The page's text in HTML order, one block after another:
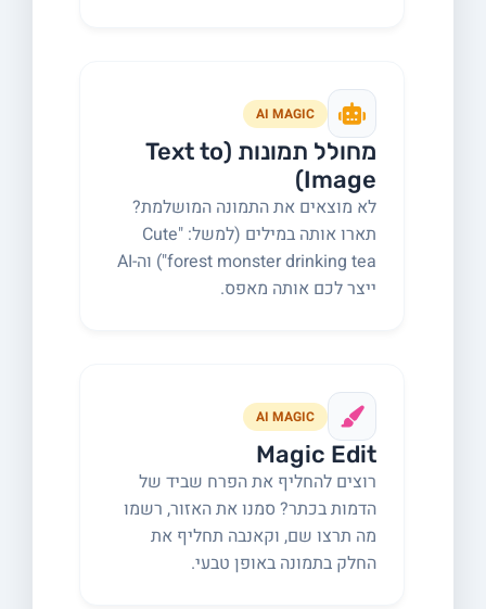
AI MAGIC
מחולל תמונות (Text to
Image)
לא מוצאים את התמונה המושלמת?
תארו אותה במילים (למשל: "Cute
forest monster drinking tea") וה-AI
ייצר לכם אותה מאפס.
AI MAGIC
Magic Edit
רוצים להחליף את הפרח שביד של
הדמות בכתר? סמנו את האזור, רשמו
מה תרצו שם, וקאנבה תחליף את
החלק בתמונה באופן טבעי.